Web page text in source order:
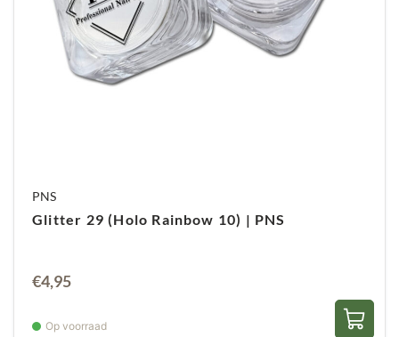
PNS
Glitter 29 (Holo Rainbow 10) | PNS
€4,95
Op voorraad